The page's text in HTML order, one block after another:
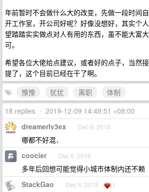
年前暂时不会做什么大的改变，先做一段时间
开工作室，开公司好呢？好像没想好，其实个
望踏踏实实做点对人有用的东西，虽不能大富
可。
希望各位大佬给点建议，或者好的点子，当然
提了，这个目前已经在干了啊。
豫豫
犹犹 离职
体制
18 replies • 2019-12-09 14:49:51 +08:00
dreamerlv3ex Dec 6, 2019
哪都不好混．
coocier Dec 6, 2019
多年后回想可能觉得小城市体制内还不赖
StackGao Dec 6, 2019 1